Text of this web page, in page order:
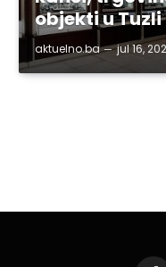
objekti u Tuzli
aktuelno.ba jul 16,